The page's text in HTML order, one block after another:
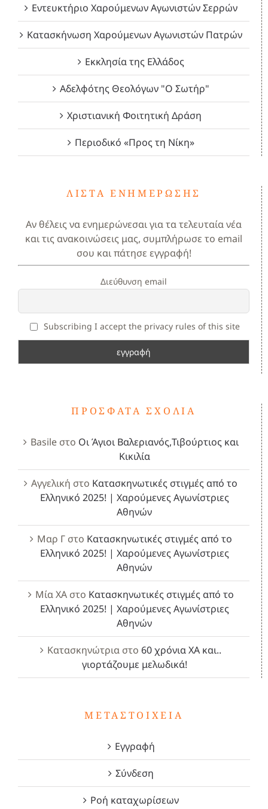
Εντευκτήριο Χαρούμενων Αγωνιστών Σερρών
Κατασκήνωση Χαρούμενων Αγωνιστών Πατρών
Εκκλησία της Ελλάδος
Αδελφότης Θεολόγων "Ο Σωτήρ"
Χριστιανική Φοιτητική Δράση
Περιοδικό «Προς τη Νίκη»
ΛΊΣΤΑ ΕΝΗΜΈΡΩΣΗΣ
Αν θέλεις να ενημερώνεσαι για τα τελευταία νέα
και τις ανακοινώσεις μας, συμπλήρωσε το email
σου και πάτησε εγγραφή!
Διεύθυνση email
Subscribing I accept the privacy rules of this site
ΠΡΌΣΦΑΤΑ ΣΧΌΛΙΑ
Basileστο Οι Άγιοι Βαλεριανός,Τιβούρτιος και
Κικιλία
Αγγελική στο Κατασκηνωτικές στιγμές από το
Ελληνικό 2025! | Χαρούμενες Αγωνίστριες
Αθηνών
Μαρ Γστο Κατασκηνωτικές στιγμές από το
Ελληνικό 2025! | Χαρούμενες Αγωνίστριες
Αθηνών
Μία ΧΑστο Κατασκηνωτικές στιγμές από το
Ελληνικό 2025! | Χαρούμενες Αγωνίστριες
Αθηνών
Κατασκηνώτρια στο 60 χρόνια ΧΑ και..
γιορτάζουμε μελωδικά!
ΜΕΤΑΣΤΟΙΧΕΊΑ
Εγγραφή
Σύνδεση
Ροή καταχωρίσεων